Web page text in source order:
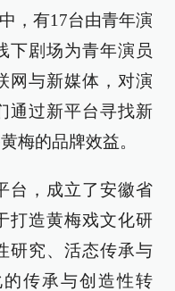
，有17台由青年演
下剧场为青年演员
网与新媒体，对演
通过新平台寻找新
梅的品牌效益。
台，成立了安徽省
打造黄梅戏文化研
研究、活态传承与
传承与创造性转